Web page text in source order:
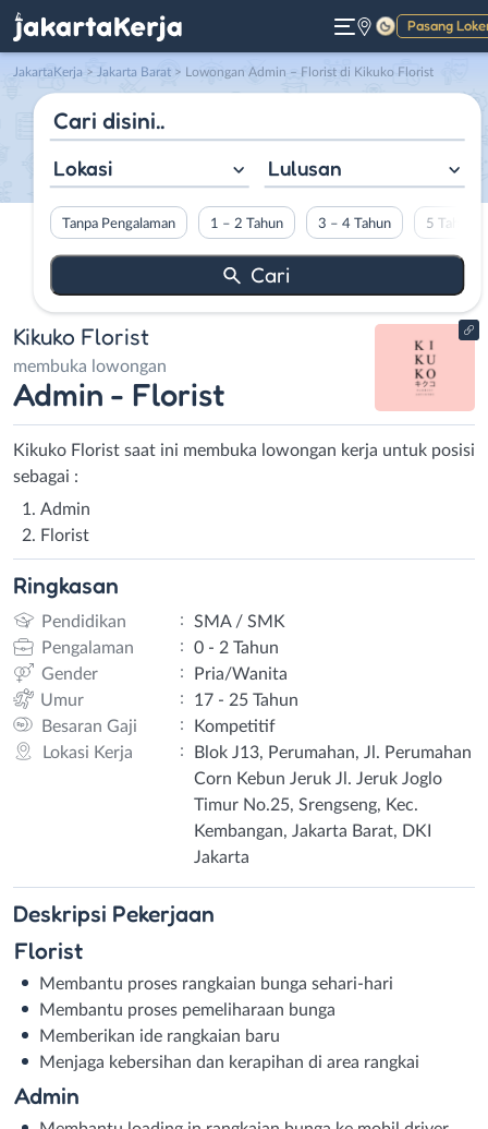
Pasang
Gelap
JakartaKerja > Jakarta Barat > Lowongan Admin – Florist di Kikuko Florist
Lokasi Lulusan
Tanpa Pengalaman 1 – 2 Tahun 3 – 4 Tahun 5 Tahun
Kikuko Florist
membuka lowongan
Admin - Florist
Kikuko Florist saat ini membuka lowongan kerja untuk posisi
sebagai :
Admin
Florist
Ringkasan
Pendidikan :
SMA / SMK
Pengalaman
:
0 - 2 Tahun
Gender
:
Pria/Wanita
Umur
:
17 - 25 Tahun
Besaran Gaji
:
Kompetitif
Lokasi Kerja
:
Blok J13, Perumahan, Jl. Perumahan
Corn Kebun Jeruk Jl. Jeruk Joglo
Timur No.25, Srengseng, Kec.
Kembangan, Jakarta Barat, DKI
Jakarta
Deskripsi Pekerjaan
Florist
Membantu proses rangkaian bunga sehari-hari
Membantu proses pemeliharaan bunga
Memberikan ide rangkaian baru
Menjaga kebersihan dan kerapihan di area rangkai
Admin